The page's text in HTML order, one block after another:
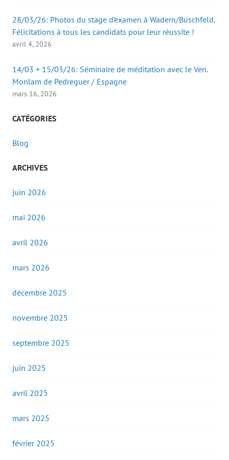
28/03/26: Photos du stage d’examen à Wadern/Büschfeld.
Félicitations à tous les candidats pour leur réussite !
avril 4, 2026
14/03 + 15/03/26: Séminaire de méditation avec le Ven.
Monlam de Pedreguer / Espagne
mars 16, 2026
CATÉGORIES
Blog
ARCHIVES
juin 2026
mai 2026
avril 2026
mars 2026
décembre 2025
novembre 2025
septembre 2025
juin 2025
avril 2025
mars 2025
février 2025